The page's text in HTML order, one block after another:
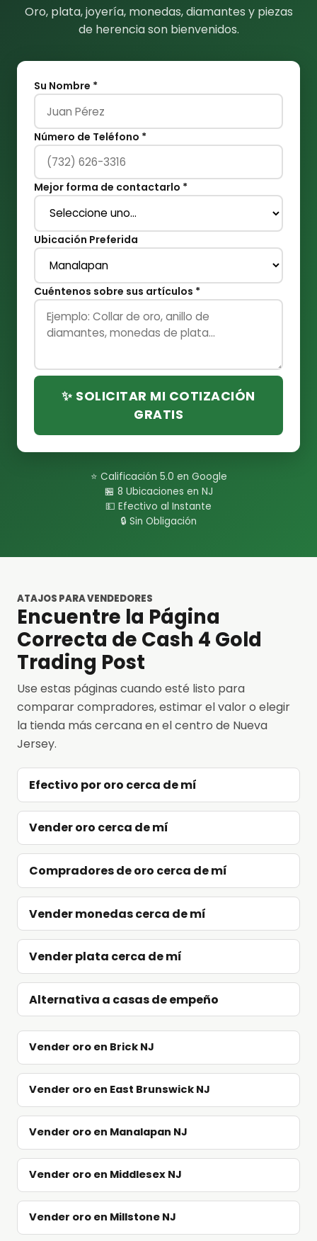
Oro, plata, joyería, monedas, diamantes y piezas
de herencia son bienvenidos.
Su Nombre *
Número de Teléfono *
Mejor forma de contactarlo *
Ubicación Preferida
Cuéntenos sobre sus artículos *
✨ SOLICITAR MI COTIZACIÓN
GRATIS
⭐ Calificación 5.0 en Google
🏪 8 Ubicaciones en NJ
💵 Efectivo al Instante
🔒 Sin Obligación
ATAJOS PARA VENDEDORES
Encuentre la Página
Correcta de Cash 4 Gold
Trading Post
Use estas páginas cuando esté listo para
comparar compradores, estimar el valor o elegir
la tienda más cercana en el centro de Nueva
Jersey.
Efectivo por oro cerca de mí
Vender oro cerca de mí
Compradores de oro cerca de mí
Vender monedas cerca de mí
Vender plata cerca de mí
Alternativa a casas de empeño
Vender oro en Brick NJ
Vender oro en East Brunswick NJ
Vender oro en Manalapan NJ
Vender oro en Middlesex NJ
Vender oro en Millstone NJ